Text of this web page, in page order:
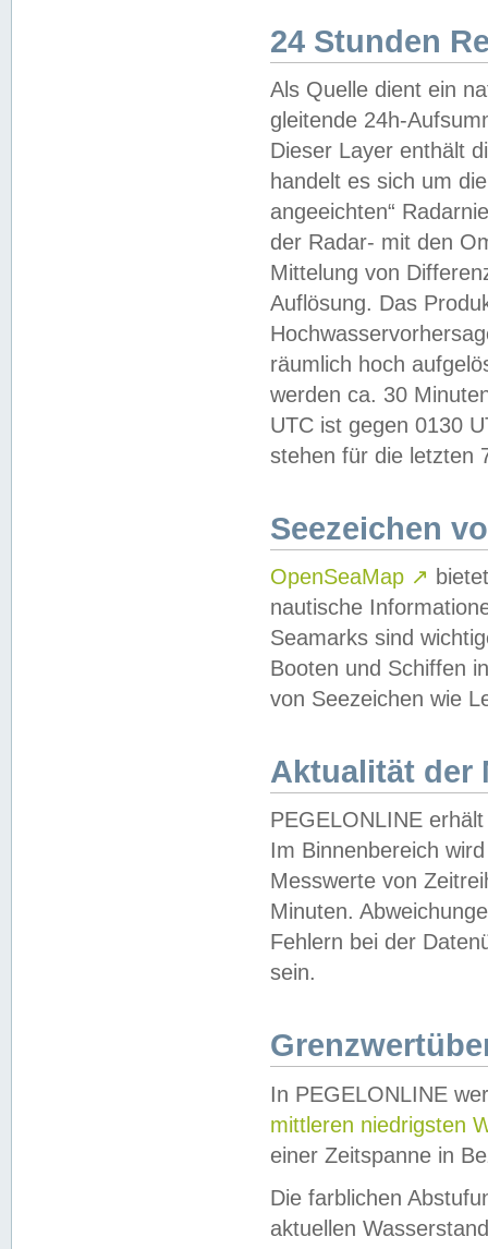
24 Stunden
Als Quelle dient ein
gleitende 24h-
Dieser Layer enthält
handelt es sich um
angeeichten“
der Radar- mit den
Mittelung von
Auflösung. Das
räumlich hoch
werden ca. 30
UTC ist gegen 0130
stehen für die letzten
Seezeichen
OpenSeaMap ↗
nautische
Seamarks sind
Booten und Schiffen
von Seezeichen wie
Aktualität der
PEGELONLINE
Im Binnenbereich
Messwerte von
Minuten.
Fehlern bei der
sein.
In PEGELONLINE
mittleren niedrigsten
einer Zeitspanne in
Die farblichen
aktuellen